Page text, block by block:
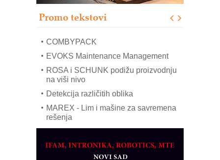
Promo tekstovi
mrežnog pretvarača sa tečnim
COMBYPACK
EVOKS Maintenance Management
ROSA i SCHUNK podižu proizvodnju
na viši nivo
Detekcija različitih oblika
MAREX - Lim i mašine za savremena
rešenja
partner
CTO - Prilagodite svoju toplinsku